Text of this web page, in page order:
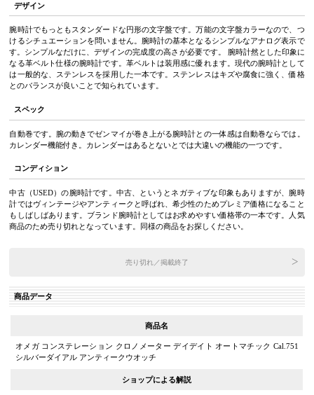
デザイン
腕時計でもっともスタンダードな円形の文字盤です。万能の文字盤カラーなので、つ
けるシチュエーションを問いません。腕時計の基本となるシンプルなアナログ表示で
す。シンプルなだけに、デザインの完成度の高さが必要です。 腕時計然とした印象に
なる革ベルト仕様の腕時計です。革ベルトは装用感に優れます。現代の腕時計として
は一般的な、ステンレスを採用した一本です。ステンレスはキズや腐食に強く、価格
とのバランスが良いことで知られています。
スペック
自動巻です。腕の動きでゼンマイが巻き上がる腕時計との一体感は自動巻ならでは。
カレンダー機能付き。カレンダーはあるとないとでは大違いの機能の一つです。
コンディション
中古（USED）の腕時計です。中古、というとネガティブな印象もありますが、腕時
計ではヴィンテージやアンティークと呼ばれ、希少性のためプレミア価格になること
もしばしばあります。ブランド腕時計としてはお求めやすい価格帯の一本です。人気
商品のため売り切れとなっています。同様の商品をお探しください。
売り切れ／掲載終了
商品データ
商品名
オメガ コンステレーション クロノメーター デイデイト オートマチック Cal.751
シルバーダイアル アンティークウオッチ
ショップによる解説